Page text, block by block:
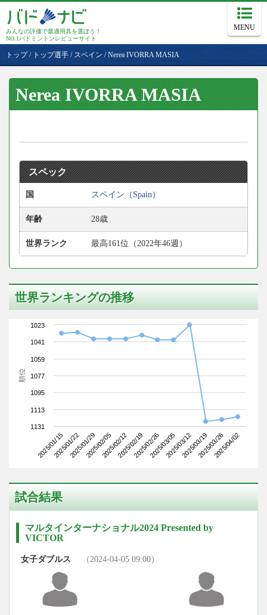
みんなの評価で最適用具を選ぼう！
NO.1バドミントンレビューサイト
MENU
トップ/ トップ選手 / スペイン /Nerea IVORRA MASIA
Nerea IVORRA MASIA
スペック
国 スペイン（Spain）
年齢 28歳
世界ランク 最高161位（2022年46週）
世界ランキングの推移
順位
2025/01/152025/01/222025/01/292025/02/052025/02/122025/02/192025/02/262025/03/052025/03/122025/03/192025/03/262025/04/02
1023
1041
1059
1077
1095
1113
1131
試合結果
マルタインターナショナル2024 Presented by
VICTOR
女子ダブルス （2024-04-05 09:00）